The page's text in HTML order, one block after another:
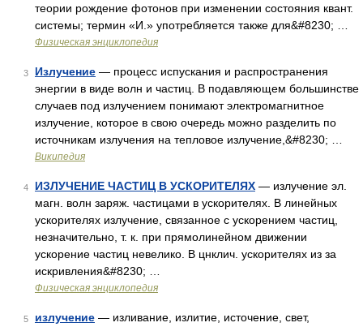
теории рождение фотонов при изменении состояния квант.
системы; термин «И.» употребляется также для&#8230; …
Физическая энциклопедия
3 Излучение — процесс испускания и распространения
энергии в виде волн и частиц. В подавляющем большинстве
случаев под излучением понимают электромагнитное
излучение, которое в свою очередь можно разделить по
источникам излучения на тепловое излучение,&#8230; …
Википедия
4 ИЗЛУЧЕНИЕ ЧАСТИЦ В УСКОРИТЕЛЯХ — излучение эл.
магн. волн заряж. частицами в ускорителях. В линейных
ускорителях излучение, связанное с ускорением частиц,
незначительно, т. к. при прямолинейном движении
ускорение частиц невелико. В цнклич. ускорителях из за
искривления&#8230; …
Физическая энциклопедия
5 излучение — изливание, излитие, источение, свет,